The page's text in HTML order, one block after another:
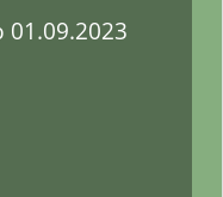
01.09.2023